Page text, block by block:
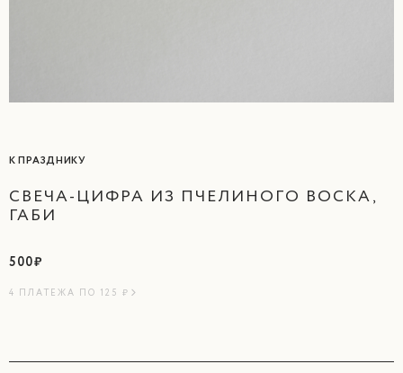
К ПРАЗДНИКУ
СВЕЧА-ЦИФРА ИЗ ПЧЕЛИНОГО ВОСКА,
ГАБИ
500₽
4 ПЛАТЕЖА ПО 125 ₽